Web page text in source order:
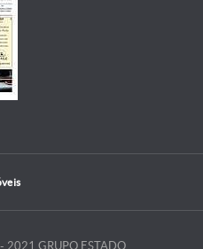
2021 GRUPO ESTADO